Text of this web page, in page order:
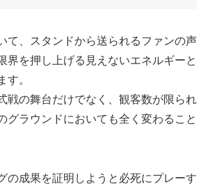
て、スタンドから送られるファンの声
界を押し上げる見えないエネルギーと
す。
戦の舞台だけでなく、観客数が限られ
グラウンドにおいても全く変わること
の成果を証明しようと必死にプレーす